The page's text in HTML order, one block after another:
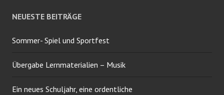
NEUESTE BEITRÄGE
Sommer- Spiel und Sportfest
Übergabe Lernmaterialien – Musik
Ein neues Schuljahr, eine ordentliche